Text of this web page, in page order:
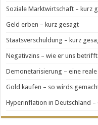
Soziale Marktwirtschaft – kurz
Geld erben – kurz gesagt
Staatsverschuldung – kurz
Negativzins – wie er uns betrifft
Demonetarisierung – eine
Gold kaufen – so wirds
Hyperinflation in Deutschland –